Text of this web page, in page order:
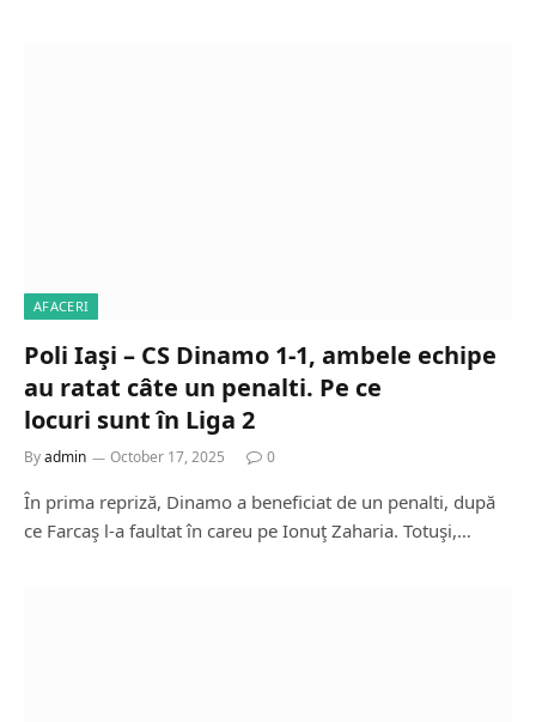
AFACERI
Poli Iaşi – CS Dinamo 1-1, ambele echipe
au ratat câte un penalti. Pe ce
locuri sunt în Liga 2
Byadmin October 17, 2025 0
În prima repriză, Dinamo a beneficiat de un penalti, după
ce Farcaş l-a faultat în careu pe Ionuţ Zaharia. Totuşi,…